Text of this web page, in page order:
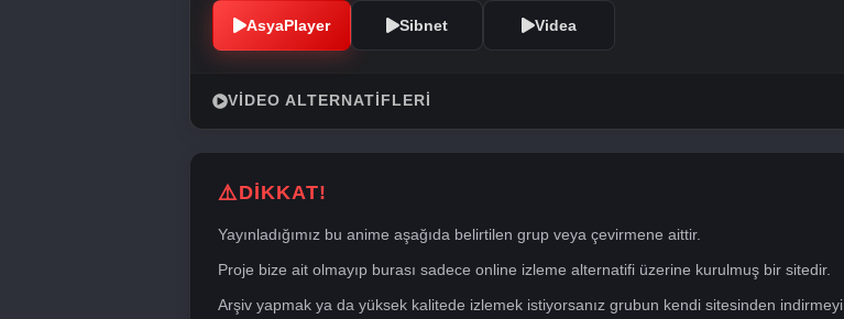
AsyaPlayer Sibnet Videa
VIDEO ALTERNATIFLERI
DİKKAT!
Yayınladığımız bu anime aşağıda belirtilen grup veya çevirmene aittir.
Proje bize ait olmayıp burası sadece online izleme alternatifi üzerine kurulmuş bir sitedir.
Arşiv yapmak ya da yüksek kalitede izlemek istiyorsanız grubun kendi sitesinden indirmeyi